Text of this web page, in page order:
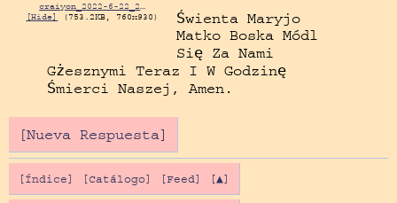
craiyon_2022-6-22_2-16-23.png
[Hide]
(753.2KB, 760x930)
Świenta Maryjo
Matko Boska Módl
Się Za Nami
Gżesznymi Teraz I W Godzinę
Śmierci Naszej, Amen.
[Nueva Respuesta]
[Índice] [Catálogo] [Feed] [▲]